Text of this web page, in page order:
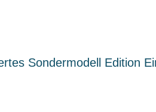
Sondermodell Edition